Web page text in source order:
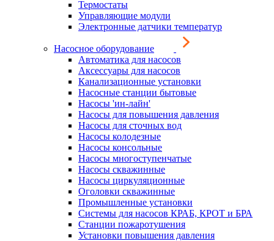
Термостаты
Управляющие модули
Электронные датчики температур
Насосное оборудование
Автоматика для насосов
Аксессуары для насосов
Канализационные установки
Насосные станции бытовые
Насосы 'ин-лайн'
Насосы для повышения давления
Насосы для сточных вод
Насосы колодезные
Насосы консольные
Насосы многоступенчатые
Насосы скважинные
Насосы циркуляционные
Оголовки скважинные
Промышленные установки
Системы для насосов КРАБ, КРОТ и БРА
Станции пожаротушения
Установки повышения давления